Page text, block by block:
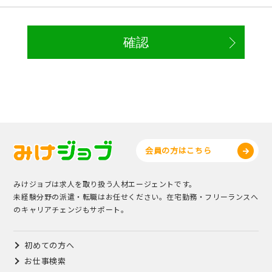
会員の方はこちら
みけジョブは求人を取り扱う人材エージェントです。
未経験分野の派遣・転職はお任せください。在宅勤務・フリーランスへ
のキャリアチェンジもサポート。
初めての方へ
お仕事検索